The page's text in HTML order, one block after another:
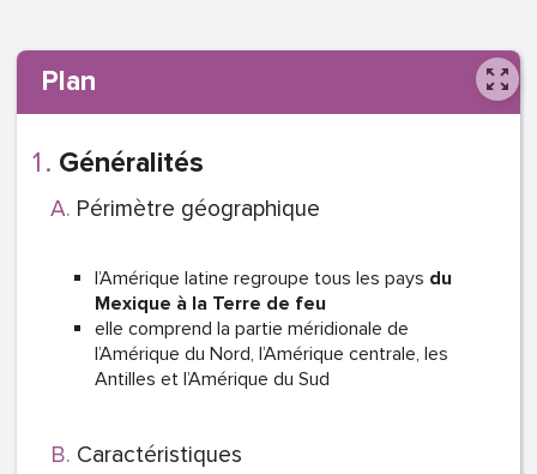
Plan
Généralités
Périmètre géographique
l’Amérique latine regroupe tous les pays du
Mexique à la Terre de feu
elle comprend la partie méridionale de
l’Amérique du Nord, l’Amérique centrale, les
Antilles et l’Amérique du Sud
Caractéristiques